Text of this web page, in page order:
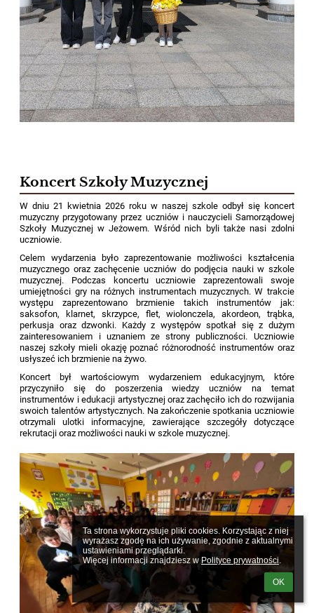
Ta strona wykorzystuje pliki cookies. Korzystając z niej
wyrażasz zgodę na ich używanie, zgodnie z aktualnymi
ustawieniami przeglądarki.
Więcej informacji znajdziesz w Polityce prywatności.
OK
Koncert Szkoły Muzycznej
W dniu 21 kwietnia 2026 roku w naszej szkole odbył się koncert
muzyczny przygotowany przez uczniów i nauczycieli Samorządowej
Szkoły Muzycznej w Jeżowem. Wśród nich byli także nasi zdolni
uczniowie.
Celem wydarzenia było zaprezentowanie możliwości kształcenia
muzycznego oraz zachęcenie uczniów do podjęcia nauki w szkole
muzycznej. Podczas koncertu uczniowie zaprezentowali swoje
umiejętności gry na różnych instrumentach muzycznych. W trakcie
występu zaprezentowano brzmienie takich instrumentów jak:
saksofon, klarnet, skrzypce, flet, wiolonczela, akordeon, trąbka,
perkusja oraz dzwonki. Każdy z występów spotkał się z dużym
zainteresowaniem i uznaniem ze strony publiczności. Uczniowie
naszej szkoły mieli okazję poznać różnorodność instrumentów oraz
usłyszeć ich brzmienie na żywo.
Koncert był wartościowym wydarzeniem edukacyjnym, które
przyczyniło się do poszerzenia wiedzy uczniów na temat
instrumentów i edukacji artystycznej oraz zachęciło ich do rozwijania
swoich talentów artystycznych. Na zakończenie spotkania uczniowie
otrzymali ulotki informacyjne, zawierające szczegóły dotyczące
rekrutacji oraz możliwości nauki w szkole muzycznej.